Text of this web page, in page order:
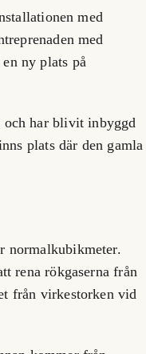
med
med
ny plats på
och har blivit inbyggd
plats där den gamla
normalkubikmeter.
rena rökgaserna från
från virkestorken vid